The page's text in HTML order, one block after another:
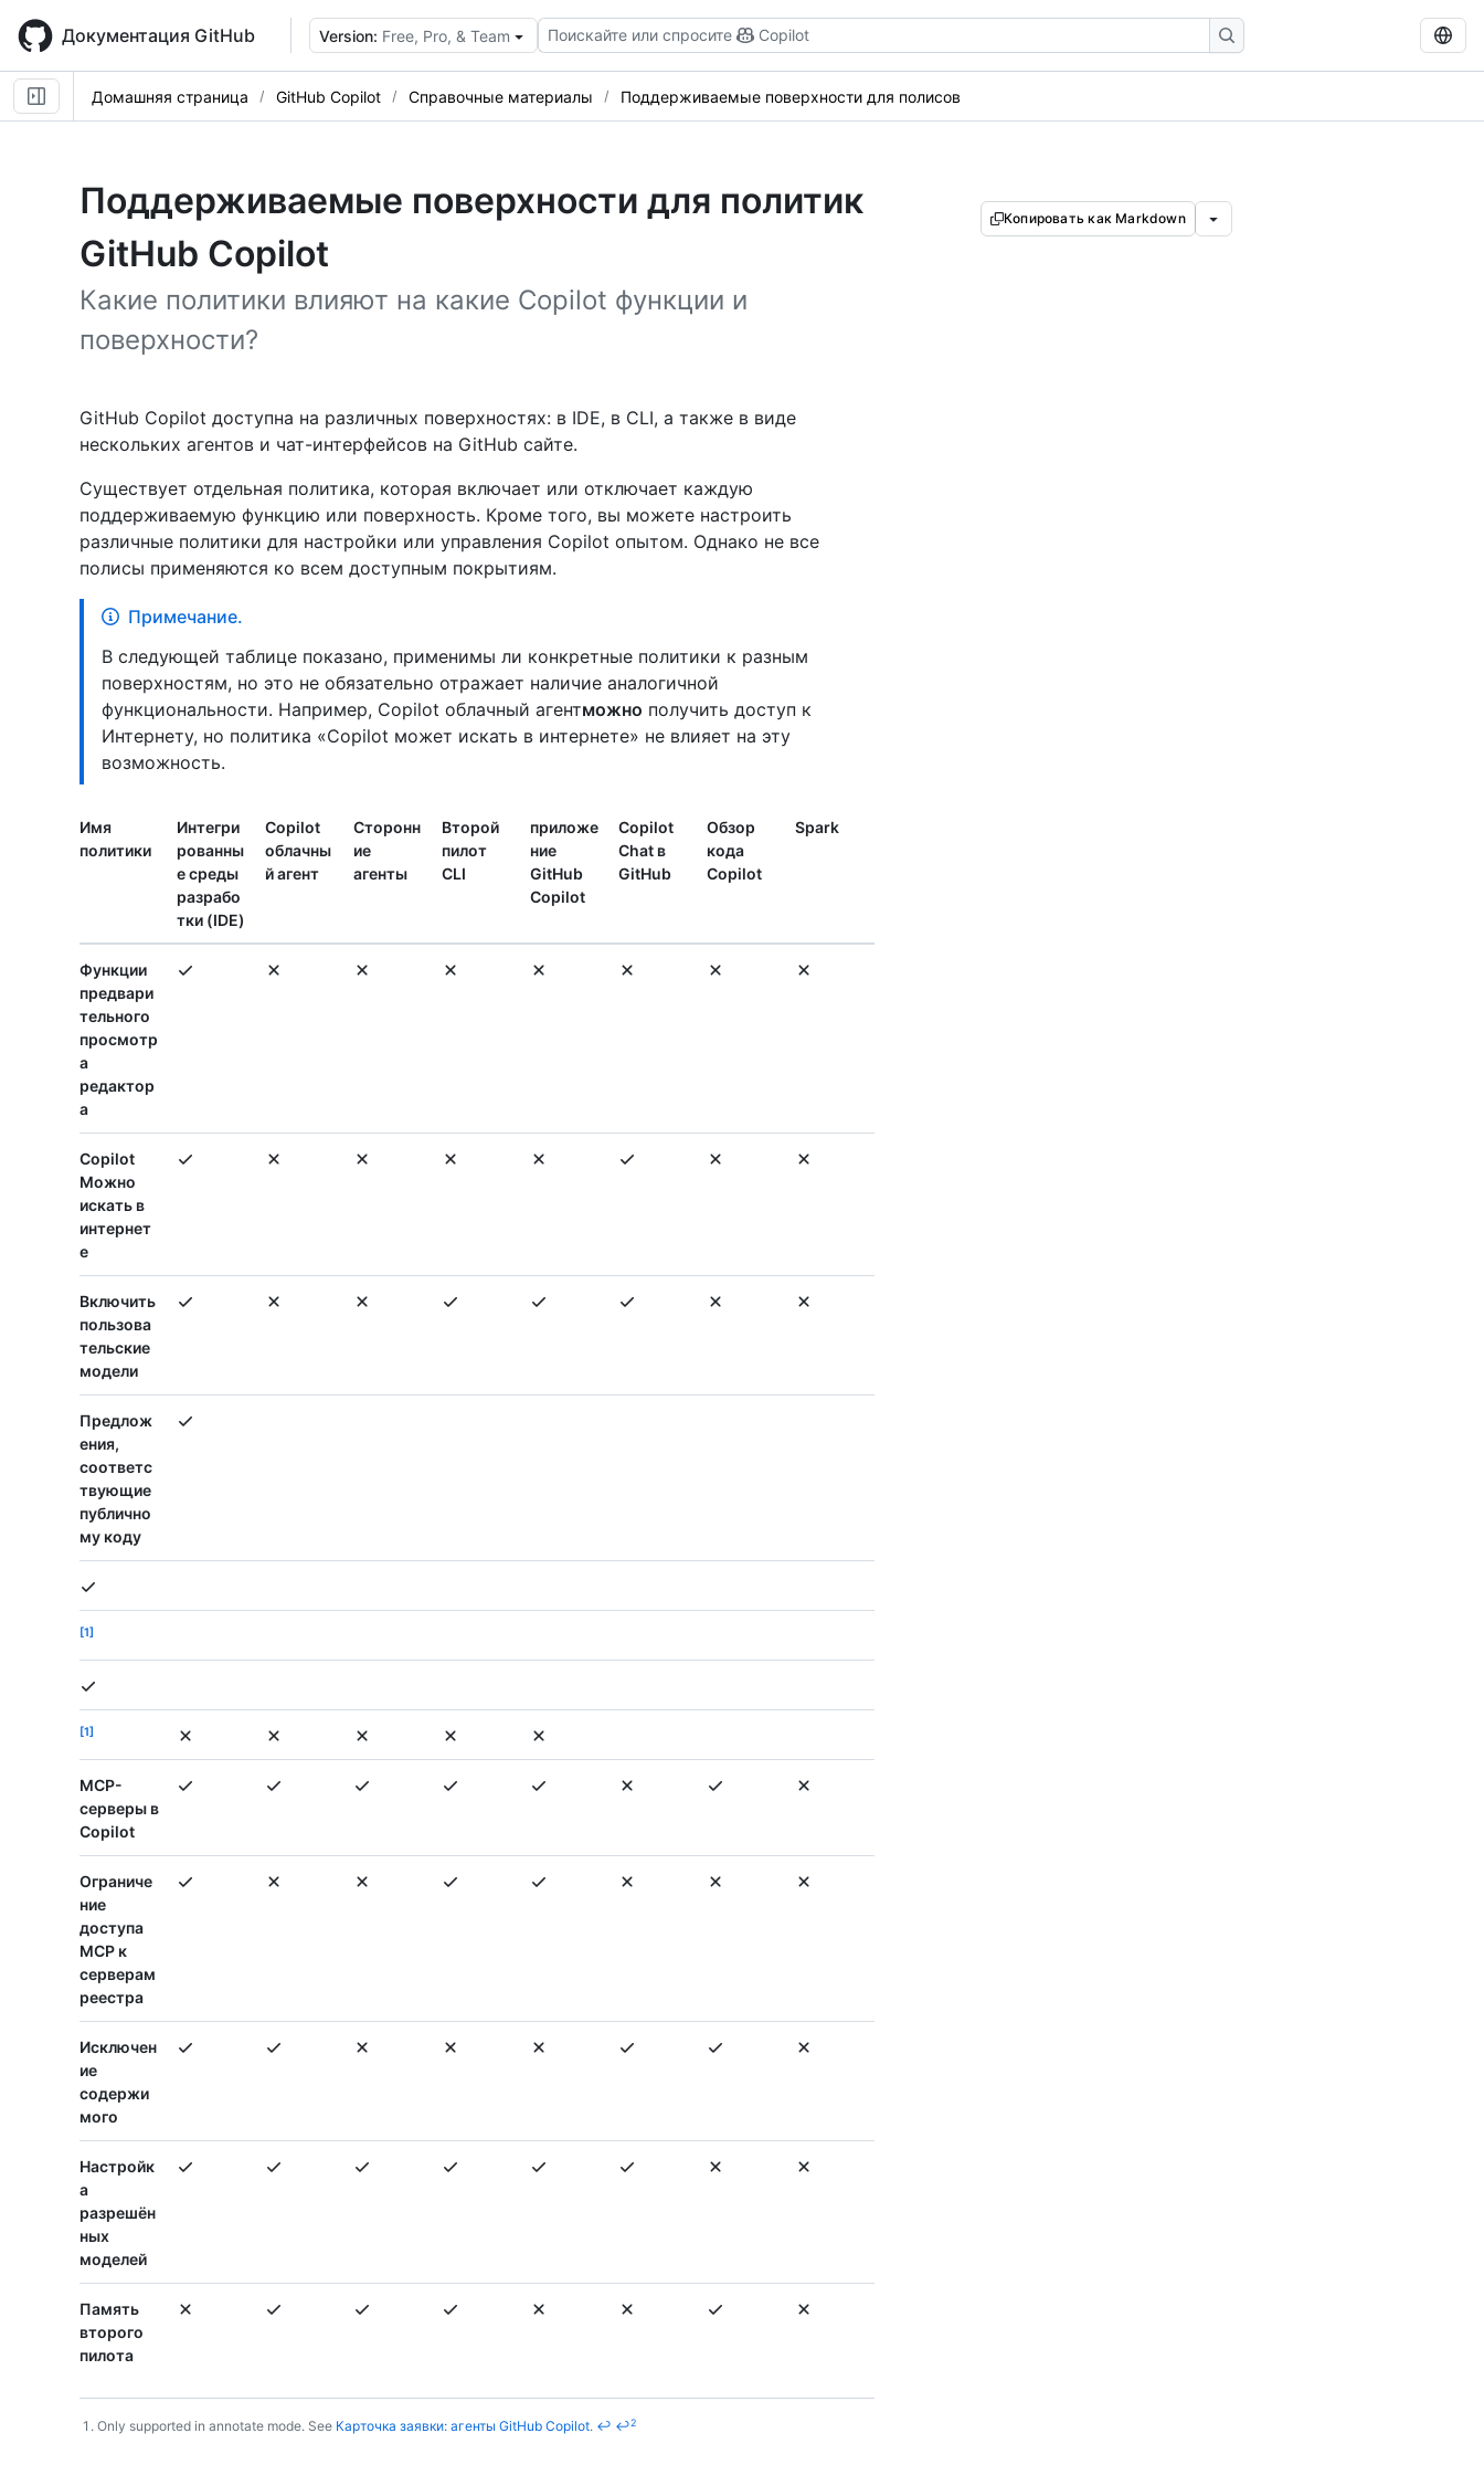
main
content
Документация GitHub Version: Free, Pro, & Team Поискайте или спросите Copilot
Домашняя страница GitHub Copilot Справочные материалы Поддерживаемые поверхности для полисов
Поддерживаемые поверхности для политик
GitHub Copilot
Какие политики влияют на какие Copilot функции и
поверхности?
Копировать как Markdown
GitHub Copilot доступна на различных поверхностях: в IDE, в CLI, а также в виде
нескольких агентов и чат-интерфейсов на GitHub сайте.
Существует отдельная политика, которая включает или отключает каждую
поддерживаемую функцию или поверхность. Кроме того, вы можете настроить
различные политики для настройки или управления Copilot опытом. Однако не все
полисы применяются ко всем доступным покрытиям.
Примечание.
В следующей таблице показано, применимы ли конкретные политики к разным
поверхностям, но это не обязательно отражает наличие аналогичной
функциональности. Например, Copilot облачный агентможно получить доступ к
Интернету, но политика «Copilot может искать в интернете» не влияет на эту
возможность.
Имя
политики
Интегри
рованны
е среды
разрабо
тки (IDE)
Copilot
облачны
й агент
Сторонн
ие
агенты
Второй
пилот
CLI
приложе
ние
GitHub
Copilot
Copilot
Chat в
GitHub
Обзор
кода
Copilot
Spark
Функции
предвари
тельного
просмотр
а
редактор
а
Copilot
Можно
искать в
интернет
е
Включить
пользова
тельские
модели
Предлож
ения,
соответс
твующие
публично
му коду
1
1
MCP-
серверы в
Copilot
Ограниче
ние
доступа
MCP к
серверам
реестра
Исключен
ие
содержи
мого
Настройк
а
разрешён
ных
моделей
Память
второго
пилота
Only supported in annotate mode. See Карточка заявки: агенты GitHub Copilot. ↩ ↩2